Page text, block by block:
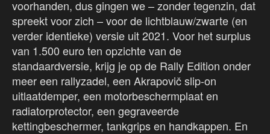
voorhanden, dus gingen we – zonder tegenzin, dat
spreekt voor zich – voor de lichtblauw/zwarte (en
verder identieke) versie uit 2021. Voor het surplus
van 1.500 euro ten opzichte van de
standaardversie, krijg je op de Rally Edition onder
meer een rallyzadel, een Akrapovič slip-on
uitlaatdemper, een motorbeschermplaat en
radiatorprotector, een gegraveerde
kettingbeschermer, tankgrips en handkappen. En